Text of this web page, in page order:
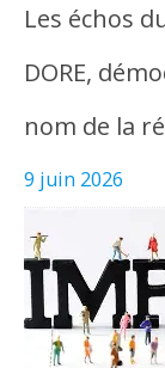
Les échos
DORE,
nom de la
9 juin 2026